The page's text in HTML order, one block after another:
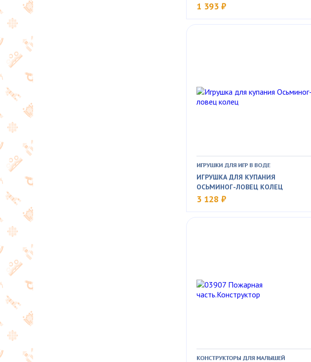
1 393 ₽
ИГРУШКИ ДЛЯ ИГР В ВОДЕ
ИГРУШКА ДЛЯ КУПАНИЯ
ОСЬМИНОГ-ЛОВЕЦ КОЛЕЦ
3 128 ₽
КОНСТРУКТОРЫ ДЛЯ МАЛЫШЕЙ